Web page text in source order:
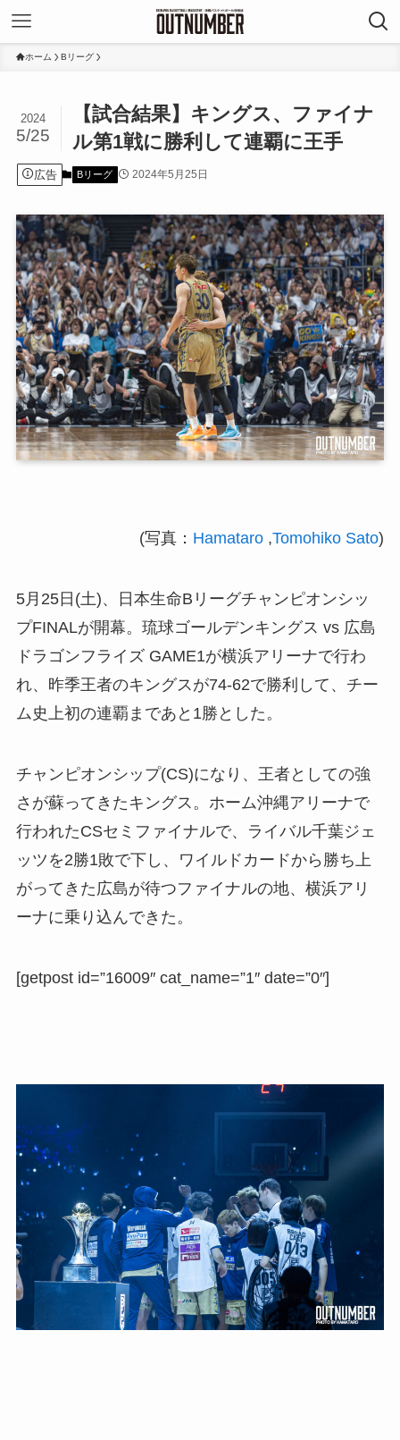
ホーム Bリーグ
【試合結果】キングス、ファイナ
ル第1戦に勝利して連覇に王手
2024
5/25
広告 Bリーグ 2024年5月25日
(写真： Hamataro ,Tomohiko Sato)
5月25日(土)、日本生命Bリーグチャンピオンシッ
プFINALが開幕。琉球ゴールデンキングス vs 広島
ドラゴンフライズ GAME1が横浜アリーナで行わ
れ、昨季王者のキングスが74-62で勝利して、チー
ム史上初の連覇まであと1勝とした。
チャンピオンシップ(CS)になり、王者としての強
さが蘇ってきたキングス。ホーム沖縄アリーナで
行われたCSセミファイナルで、ライバル千葉ジェ
ッツを2勝1敗で下し、ワイルドカードから勝ち上
がってきた広島が待つファイナルの地、横浜アリ
ーナに乗り込んできた。
[getpost id=”16009″ cat_name=”1″ date=”0″]